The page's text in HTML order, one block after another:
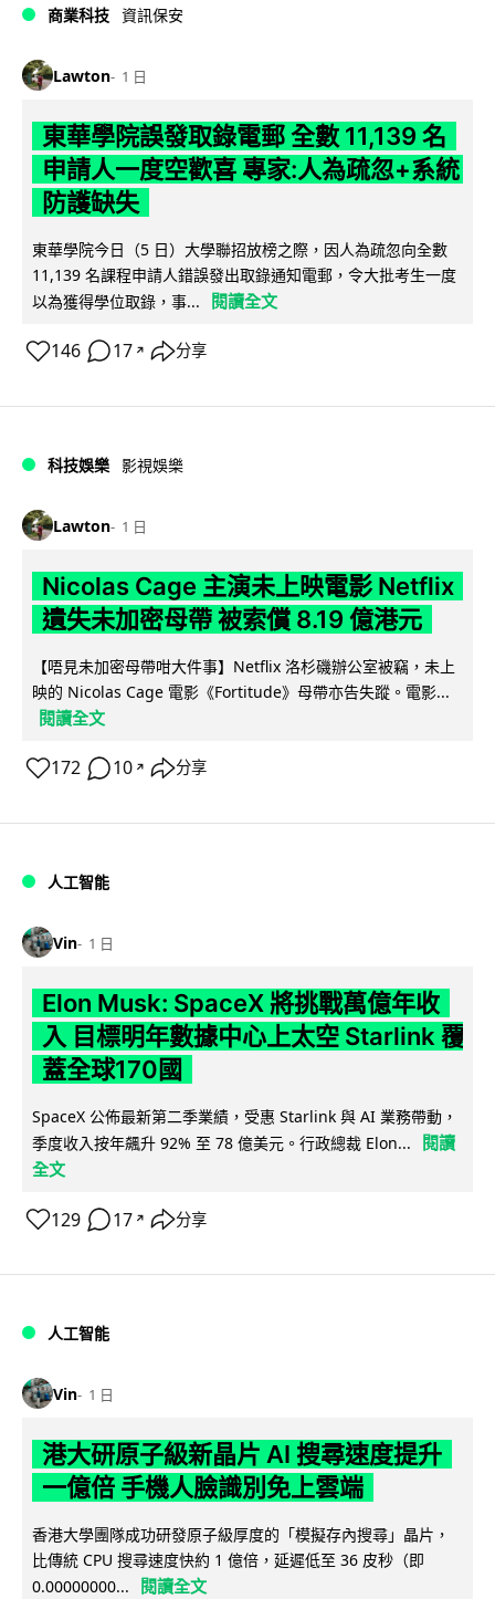
商業科技 資訊保安
Lawton 1 日
東華學院誤發取錄電郵 全數 11,139 名
申請人一度空歡喜 專家:人為疏忽+系統
防護缺失
東華學院今日（5 日）大學聯招放榜之際，因人為疏忽向全數
11,139 名課程申請人錯誤發出取錄通知電郵，令大批考生一度
以為獲得學位取錄，事...
閱讀全文
146 17 ↗ 分享
科技娛樂 影視娛樂
Lawton 1 日
Nicolas Cage 主演未上映電影 Netflix
遺失未加密母帶 被索償 8.19 億港元
【唔見未加密母帶咁大件事】Netflix 洛杉磯辦公室被竊，未上
映的 Nicolas Cage 電影《Fortitude》母帶亦告失蹤。電影...
閱讀全文
172 10 ↗ 分享
人工智能
Vin 1 日
Elon Musk: SpaceX 將挑戰萬億年收
入 目標明年數據中心上太空 Starlink 覆
蓋全球170國
SpaceX 公佈最新第二季業績，受惠 Starlink 與 AI 業務帶動，
季度收入按年飆升 92% 至 78 億美元。行政總裁 Elon...
閱讀
全文
129 17 ↗ 分享
人工智能
Vin 1 日
港大研原子級新晶片 AI 搜尋速度提升
一億倍 手機人臉識別免上雲端
香港大學團隊成功研發原子級厚度的「模擬存內搜尋」晶片，
比傳統 CPU 搜尋速度快約 1 億倍，延遲低至 36 皮秒（即
0.00000000...
閱讀全文